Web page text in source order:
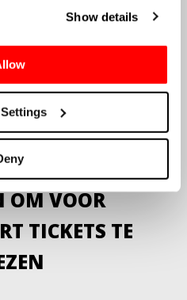
Show details
Vind ons
en
racetrip? Ga naar
je naar de grootste
plus nieuws uit
OM VOOR
TICKETS TE